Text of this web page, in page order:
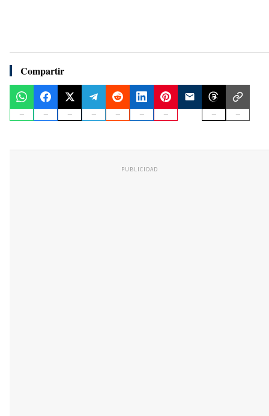
Compartir
PUBLICIDAD